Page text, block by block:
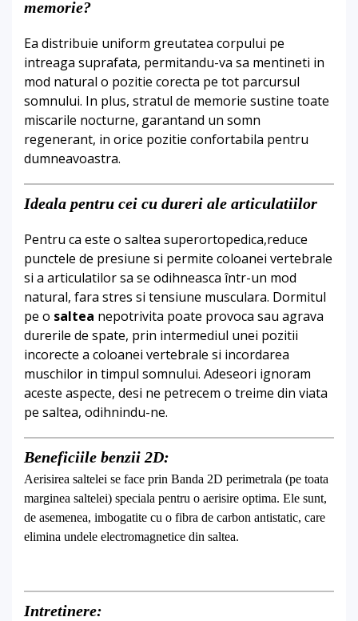
memorie?
Ea distribuie uniform greutatea corpului pe
intreaga suprafata, permitandu-va sa mentineti in
mod natural o pozitie corecta pe tot parcursul
somnului. In plus, stratul de memorie sustine toate
miscarile nocturne, garantand un somn
regenerant, in orice pozitie confortabila pentru
dumneavoastra.
Ideala pentru cei cu dureri ale articulatiilor
Pentru ca este o saltea superortopedica,reduce
punctele de presiune si permite coloanei vertebrale
si a articulatilor sa se odihneasca într-un mod
natural, fara stres si tensiune musculara. Dormitul
pe o saltea nepotrivita poate provoca sau agrava
durerile de spate, prin intermediul unei pozitii
incorecte a coloanei vertebrale si incordarea
muschilor in timpul somnului. Adeseori ignoram
aceste aspecte, desi ne petrecem o treime din viata
pe saltea, odihnindu-ne.
Beneficiile benzii 2D:
Aerisirea saltelei se face prin Banda 2D perimetrala (pe toata
marginea saltelei) speciala pentru o aerisire optima. Ele sunt,
de asemenea, imbogatite cu o fibra de carbon antistatic, care
elimina undele electromagnetice din saltea.
Intretinere: